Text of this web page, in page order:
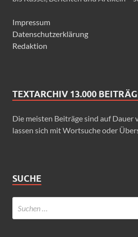
Impressum
Datenschutzerklärung
Redaktion
TEXTARCHIV 13.000
Die meisten Beiträge sind auf Dauer
lassen sich mit Wortsuche oder
SUCHE